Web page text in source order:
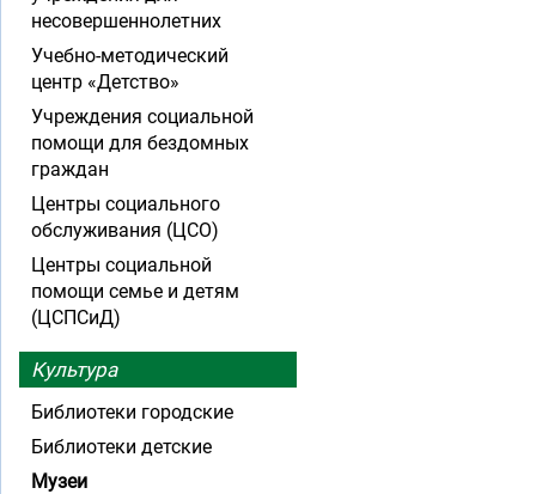
несовершеннолетних
Учебно-методический
центр «Детство»
Учреждения социальной
помощи для бездомных
граждан
Центры социального
обслуживания (ЦСО)
Центры социальной
помощи семье и детям
(ЦСПСиД)
Культура
Библиотеки городские
Библиотеки детские
Музеи